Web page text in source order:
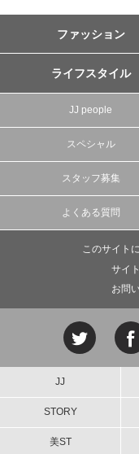
ファッション
ライフスタイル
JJ people
スペシャル
スタッフ募集
よくある質問
このサイト
サイ
お問
JJ
STORY
美ST